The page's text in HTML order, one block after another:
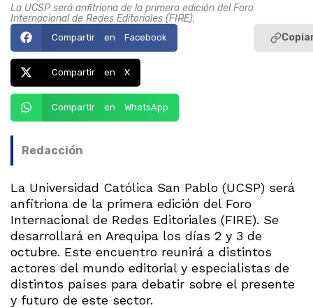
La UCSP será anfitriona de la primera edición del Foro
Internacional de Redes Editoriales (FIRE).
Compartir en Facebook
Compartir en X
Compartir en WhatsApp
Redacción
La Universidad Católica San Pablo (UCSP) será
anfitriona de la primera edición del Foro
Internacional de Redes Editoriales (FIRE). Se
desarrollará en Arequipa los días 2 y 3 de
octubre. Este encuentro reunirá a distintos
actores del mundo editorial y especialistas de
distintos países para debatir sobre el presente
y futuro de este sector.